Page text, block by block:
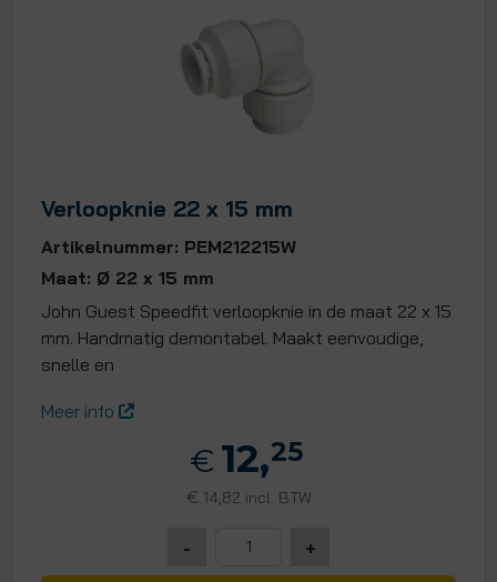
Verloopknie 22 x 15 mm
Artikelnummer: PEM212215W
Maat: Ø 22 x 15 mm
John Guest Speedfit verloopknie in de maat 22 x 15
mm. Handmatig demontabel. Maakt eenvoudige,
snelle en
Meer info
€ 12,25
€ 14,82 incl. BTW
- +